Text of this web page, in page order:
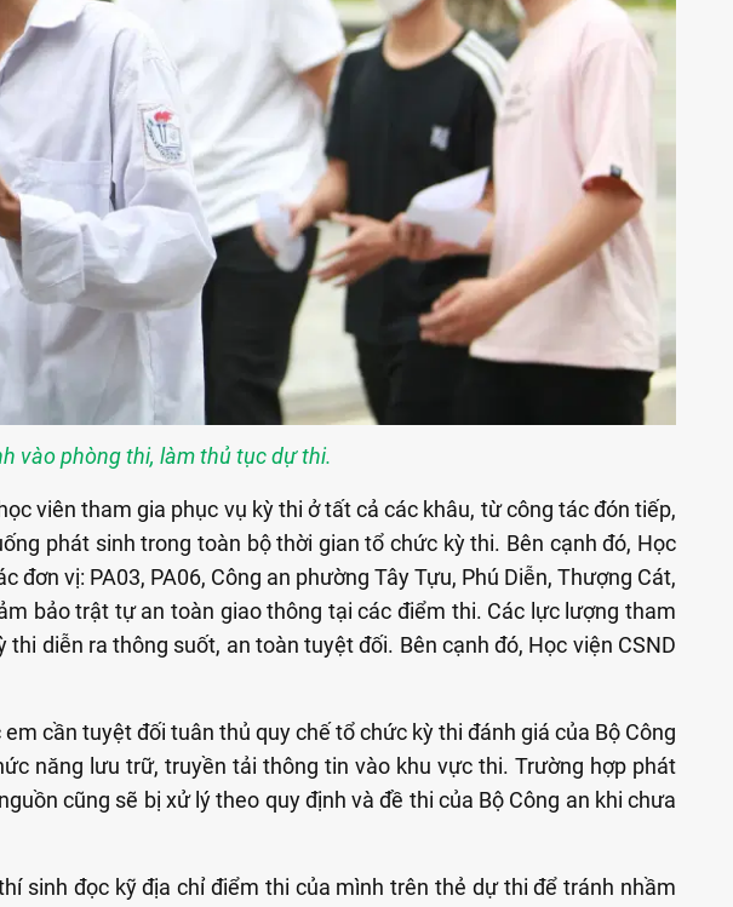
vào phòng thi, làm thủ tục dự thi.
viên tham gia phục vụ kỳ thi ở tất cả các khâu, từ công tác đón tiếp,
phát sinh trong toàn bộ thời gian tổ chức kỳ thi. Bên cạnh đó, Học
vị: PA03, PA06, Công an phường Tây Tựu, Phú Diễn, Thượng Cát,
bảo trật tự an toàn giao thông tại các điểm thi. Các lực lượng tham
diễn ra thông suốt, an toàn tuyệt đối. Bên cạnh đó, Học viện CSND
cần tuyệt đối tuân thủ quy chế tổ chức kỳ thi đánh giá của Bộ Công
năng lưu trữ, truyền tải thông tin vào khu vực thi. Trường hợp phát
cũng sẽ bị xử lý theo quy định và đề thi của Bộ Công an khi chưa
sinh đọc kỹ địa chỉ điểm thi của mình trên thẻ dự thi để tránh nhầm